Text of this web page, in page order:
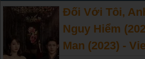
Đối Với Tôi,
Nguy Hiểm
Man (2023) -